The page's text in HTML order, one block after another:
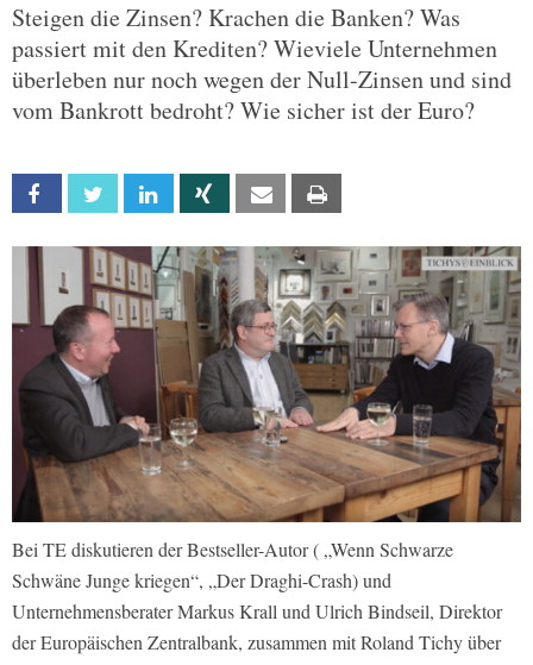
Steigen die Zinsen? Krachen die Banken? Was
passiert mit den Krediten? Wieviele Unternehmen
überleben nur noch wegen der Null-Zinsen und sind
vom Bankrott bedroht? Wie sicher ist der Euro?
Facebook Twitter Linkedin Xing Email
Bei TE diskutieren der Bestseller-Autor ( „Wenn Schwarze
Schwäne Junge kriegen“, „Der Draghi-Crash) und
Unternehmensberater Markus Krall und Ulrich Bindseil, Direktor
der Europäischen Zentralbank, zusammen mit Roland Tichy über